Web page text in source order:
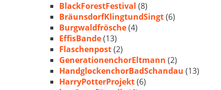
BlackForestFestival (8)
BräunsdorfKlingtundSingt(6)
Burgwaldfrösche(4)
EffisBande(13)
Flaschenpost(2)
GenerationenchorEltmann (2)
HandglockenchorBadSchandau (13)
HarryPotterProjekt(6)